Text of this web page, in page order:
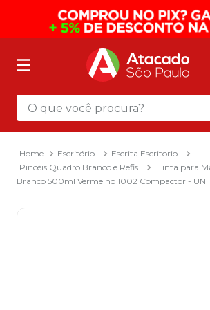
O que você procura?
Escritório
Escrita Escritorio
Pincéis Quadro Branco e Refis
Tinta para
Branco 500ml Vermelho 1002 Compactor - UN
Termos mais buscados
mochila
2º sacola